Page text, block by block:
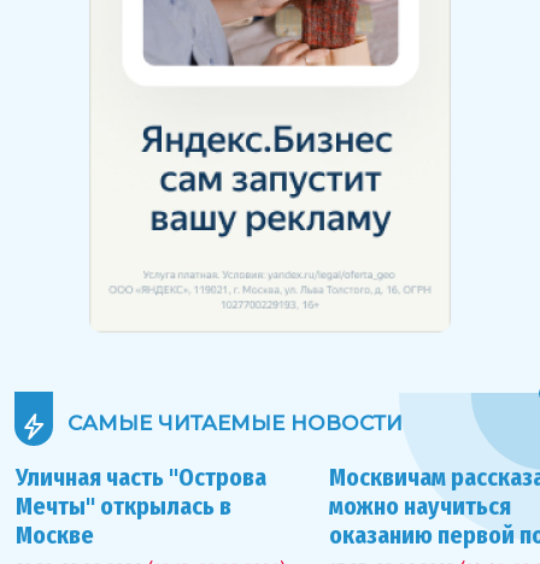
САМЫЕ ЧИТАЕМЫЕ НОВОСТИ
Уличная часть "Острова
Мечты" открылась в
Москве
Москвичам
можно научиться
оказанию первой